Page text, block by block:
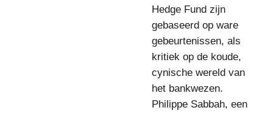
Hedge Fund zijn
gebaseerd op ware
gebeurtenissen, als
kritiek op de koude,
cynische wereld van
het bankwezen.
Philippe Sabbah, een